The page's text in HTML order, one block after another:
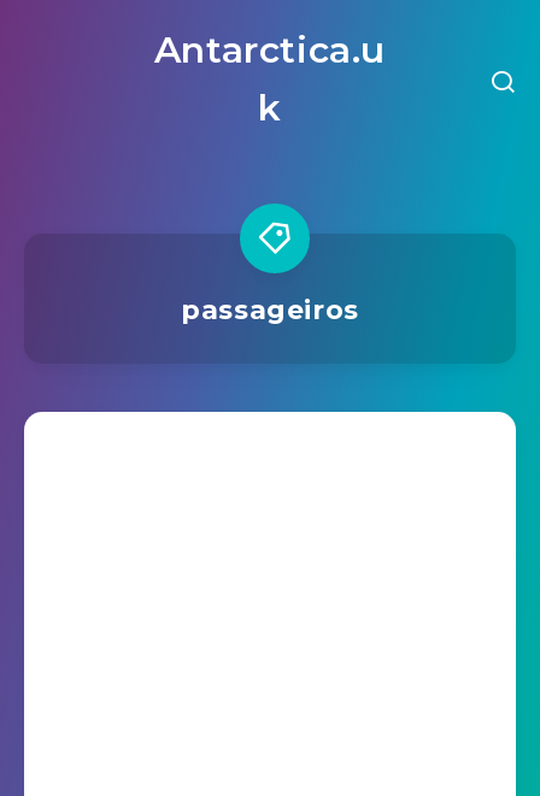
Antarctica.u
k
passageiros